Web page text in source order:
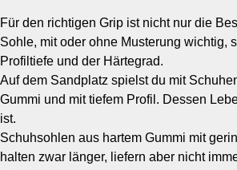
Für den richtigen Grip ist nicht nur die
Sohle, mit oder ohne Musterung wichtig,
Profiltiefe und der Härtegrad.
Auf dem Sandplatz spielst du mit
Gummi und mit tiefem Profil. Dessen
ist.
Schuhsohlen aus hartem Gummi mit
halten zwar länger, liefern aber nicht